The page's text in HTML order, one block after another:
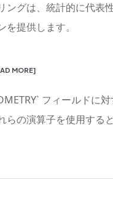
ングは、統計的に代表
提供します。
MORE]
フィールドに
らの演算子を使用する